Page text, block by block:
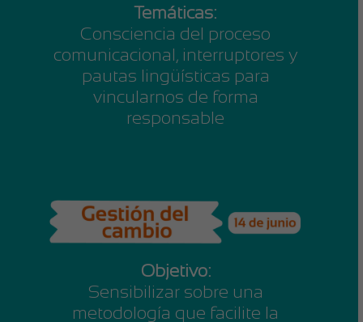
Temáticas:
Consciencia del proceso
comunicacional, interruptores y
pautas lingüísticas para
vincularnos de forma
responsable
Objetivo:
Sensibilizar sobre una
metodología que facilite la